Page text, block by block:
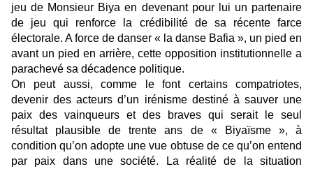
jeu de Monsieur Biya en devenant pour lui un partenaire
de jeu qui renforce la crédibilité de sa récente farce
électorale. A force de danser « la danse Bafia », un pied en
avant un pied en arrière, cette opposition institutionnelle a
parachevé sa décadence politique.
On peut aussi, comme le font certains compatriotes,
devenir des acteurs d’un irénisme destiné à sauver une
paix des vainqueurs et des braves qui serait le seul
résultat plausible de trente ans de « Biyaïsme », à
condition qu’on adopte une vue obtuse de ce qu’on entend
par paix dans une société. La réalité de la situation